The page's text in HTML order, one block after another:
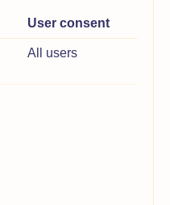
User consent
All users